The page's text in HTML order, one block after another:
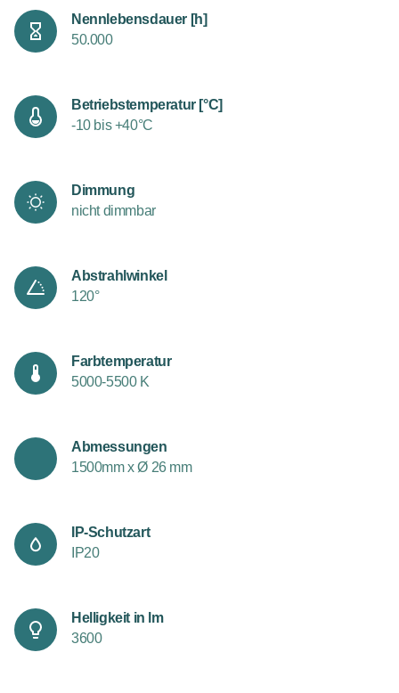
Nennlebensdauer [h]
50.000
Betriebstemperatur [°C]
-10 bis +40°C
Dimmung
nicht dimmbar
Abstrahlwinkel
120°
Farbtemperatur
5000-5500 K
Abmessungen
1500mm x Ø 26 mm
IP-Schutzart
IP20
Helligkeit in lm
3600